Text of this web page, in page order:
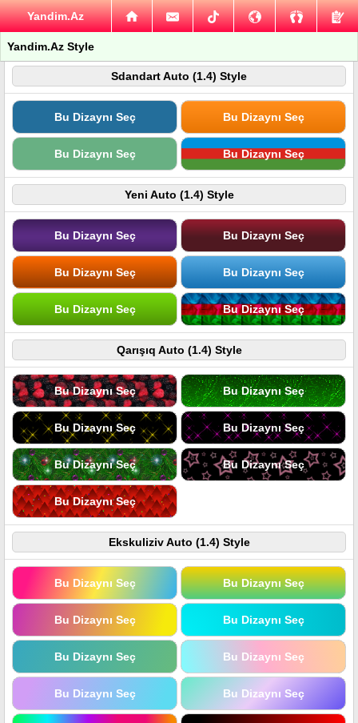
Yandim.Az
Yandim.Az Style
Sdandart Auto (1.4) Style
Bu Dizaynı Seç Bu Dizaynı Seç
Bu Dizaynı Seç Bu Dizaynı Seç
Yeni Auto (1.4) Style
Bu Dizaynı Seç Bu Dizaynı Seç
Bu Dizaynı Seç Bu Dizaynı Seç
Bu Dizaynı Seç Bu Dizaynı Seç
Qarışıq Auto (1.4) Style
Bu Dizaynı Seç Bu Dizaynı Seç
Bu Dizaynı Seç Bu Dizaynı Seç
Bu Dizaynı Seç Bu Dizaynı Seç
Bu Dizaynı Seç
Ekskuliziv Auto (1.4) Style
Bu Dizaynı Seç Bu Dizaynı Seç
Bu Dizaynı Seç Bu Dizaynı Seç
Bu Dizaynı Seç Bu Dizaynı Seç
Bu Dizaynı Seç Bu Dizaynı Seç